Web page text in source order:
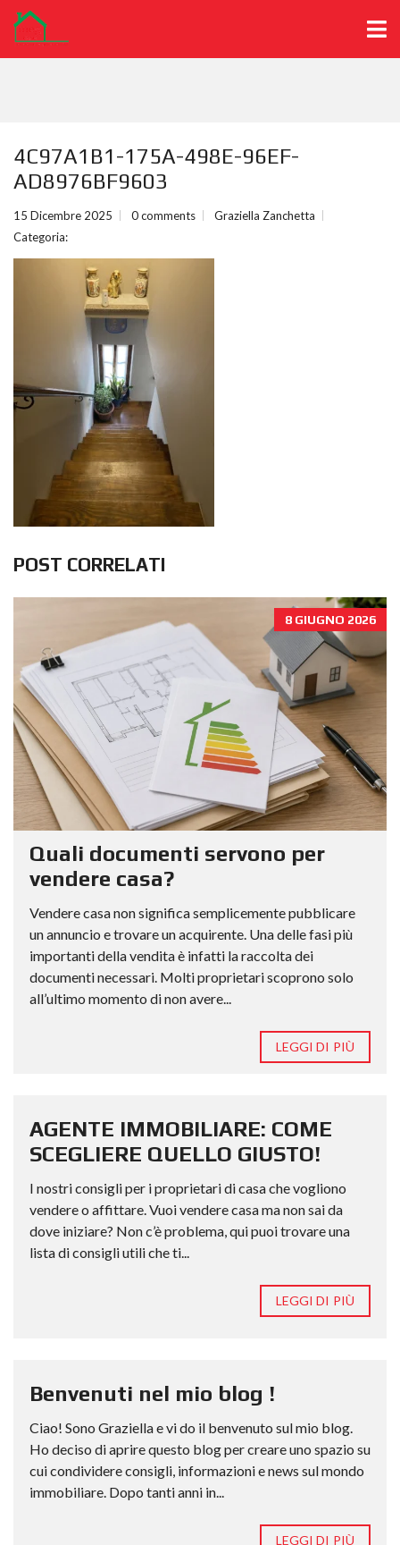
4C97A1B1-175A-498E-96EF-
AD8976BF9603
15 Dicembre 2025 0 comments
Graziella Zanchetta
Categoria:
POST CORRELATI
8 GIUGNO 2026
Quali documenti servono per
vendere casa?
Vendere casa non significa semplicemente pubblicare
un annuncio e trovare un acquirente. Una delle fasi più
importanti della vendita è infatti la raccolta dei
documenti necessari. Molti proprietari scoprono solo
all’ultimo momento di non avere...
LEGGI DI PIÙ
AGENTE IMMOBILIARE: COME
SCEGLIERE QUELLO GIUSTO!
I nostri consigli per i proprietari di casa che vogliono
vendere o affittare. Vuoi vendere casa ma non sai da
dove iniziare? Non c’è problema, qui puoi trovare una
lista di consigli utili che ti...
LEGGI DI PIÙ
Benvenuti nel mio blog !
Ciao! Sono Graziella e vi do il benvenuto sul mio blog.
Ho deciso di aprire questo blog per creare uno spazio su
cui condividere consigli, informazioni e news sul mondo
immobiliare. Dopo tanti anni in...
LEGGI DI PIÙ